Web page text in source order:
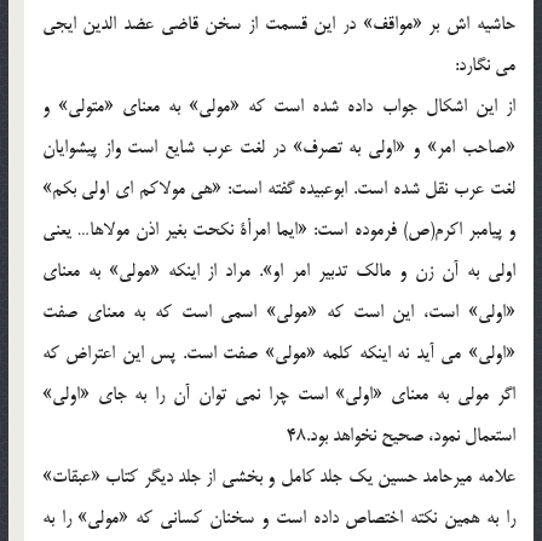
حاشيه اش بر «مواقف» در اين قسمت از سخن قاضى عضد الدين ايجى
مى نگارد:
از اين اشكال جواب داده شده است كه «مولى» به معناى «متولى» و
«صاحب امر» و «اولى به تصرف» در لغت عرب شايع است واز پيشوايان
لغت عرب نقل شده است. ابوعبيده گفته است: «هى مولاكم اى اولى بكم»
و پيامبر اكرم(ص) فرموده است: «ايما امرأة نكحت بغير اذن مولاها… يعنى
اولى به آن زن و مالك تدبير امر او». مراد از اينكه «مولى» به معناى
«اولى» است، اين است كه «مولى» اسمى است كه به معناى صفت
«اولى» مى آيد نه اينكه كلمه «مولى» صفت است. پس اين اعتراض كه
اگر مولى به معناى «اولى» است چرا نمى توان آن را به جاى «اولى»
استعمال نمود، صحيح نخواهد بود.48
علامه ميرحامد حسين يك جلد كامل و بخشى از جلد ديگر كتاب «عبقات»
را به همين نكته اختصاص داده است و سخنان كسانى كه «مولى» را به